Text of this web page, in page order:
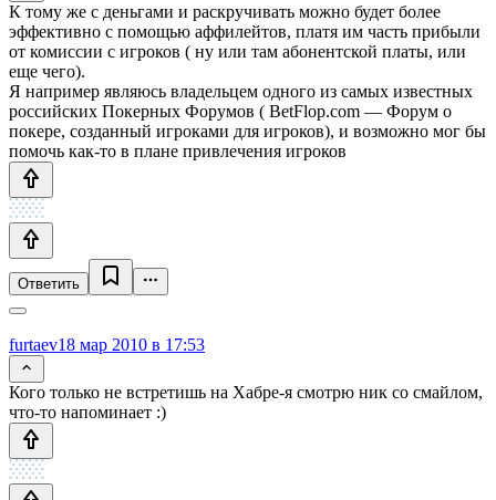
К тому же с деньгами и раскручивать можно будет более
эффективно с помощью аффилейтов, платя им часть прибыли
от комиссии с игроков ( ну или там абонентской платы, или
еще чего).
Я например являюсь владельцем одного из самых известных
российских Покерных Форумов ( BetFlop.com — Форум о
покере, созданный игроками для игроков), и возможно мог бы
помочь как-то в плане привлечения игроков
Ответить
furtaev18 мар 2010 в 17:53
Кого только не встретишь на Хабре-я смотрю ник со смайлом,
что-то напоминает :)